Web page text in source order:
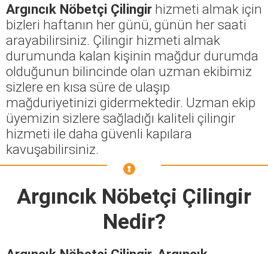
Argıncık Nöbetçi Çilingir hizmeti almak için
bizleri haftanın her günü, günün her saati
arayabilirsiniz. Çilingir hizmeti almak
durumunda kalan kişinin mağdur durumda
olduğunun bilincinde olan uzman ekibimiz
sizlere en kısa süre de ulaşıp
mağduriyetinizi gidermektedir. Uzman ekip
üyemizin sizlere sağladığı kaliteli çilingir
hizmeti ile daha güvenli kapılara
kavuşabilirsiniz.
Argıncık Nöbetçi Çilingir
Nedir?